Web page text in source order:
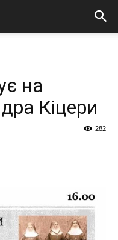
на
Кіцери
282